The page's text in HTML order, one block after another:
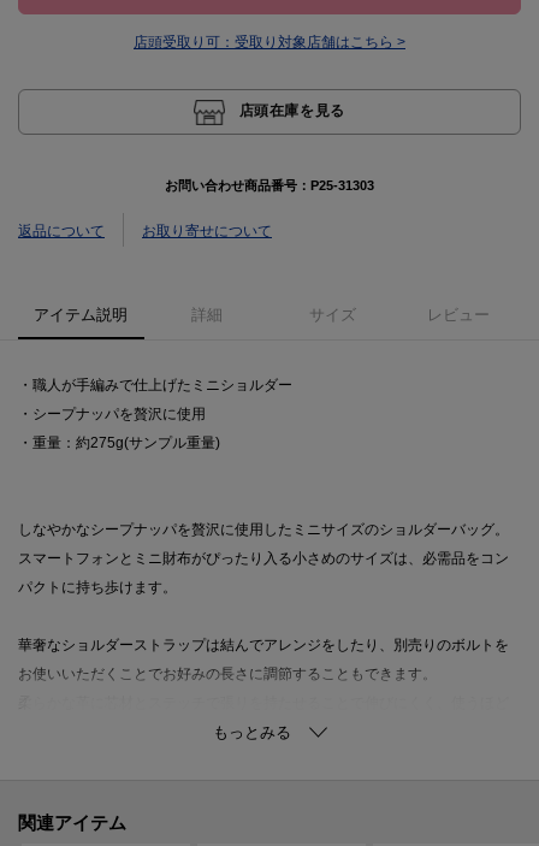
店頭受取り可： 受取り対象店舗はこちら >
店頭在庫を見る
お問い合わせ商品番号： P25-31303
返品について お取り寄せについて
アイテム説明 詳細 サイズ レビュー
・職人が手編みで仕上げたミニショルダー
・シープナッパを贅沢に使用
・重量：約275g(サンプル重量)
しなやかなシープナッパを贅沢に使用したミニサイズのショルダーバッグ。
スマートフォンとミニ財布がぴったり入る小さめのサイズは、必需品をコン
パクトに持ち歩けます。
華奢なショルダーストラップは結んでアレンジをしたり、別売りのボルトを
お使いいただくことでお好みの長さに調節することもできます。
いただける、大人の洗練されたメッシュシリーズです。
関連アイテム